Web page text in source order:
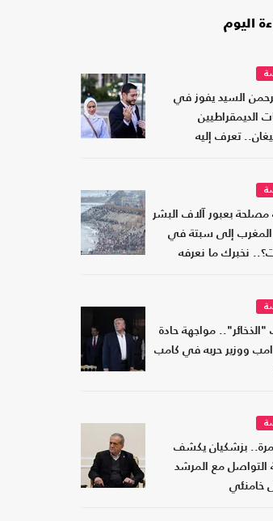
اليوم
السيد يفوز في
الديمقراطيين
تعرف إليه
مصلحة بعبور آلاف البشر
المغرب إلى سبتة في
نخبرك ما نعرفه
مواجهة حادة
ووزير حربه في كامب
مرة.. بزشكيان يكشف
التواصل مع المرشد
خامنئي